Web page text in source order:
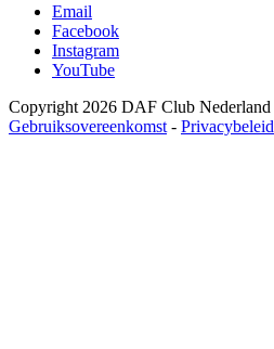
Email
Facebook
Instagram
YouTube
Copyright 2026 DAF Club Nederland
Gebruiksovereenkomst - Privacybeleid